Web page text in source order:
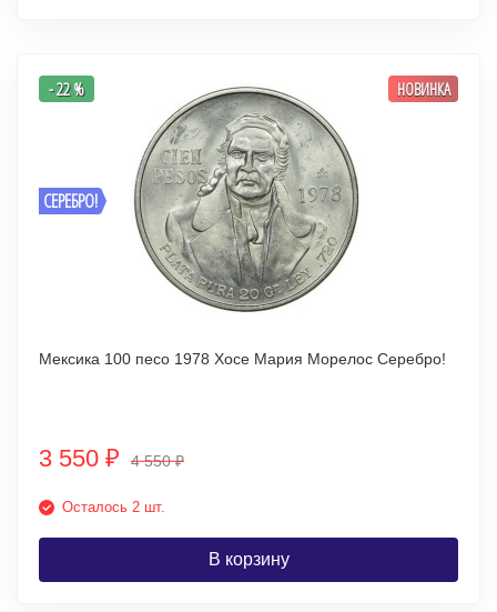
СЕРЕБРО!
- 22 % НОВИНКА
Мексика 100 песо 1978 Хосе Мария Морелос Серебро!
3 550 ₽ 4 550₽
Осталось 2 шт.
В корзину